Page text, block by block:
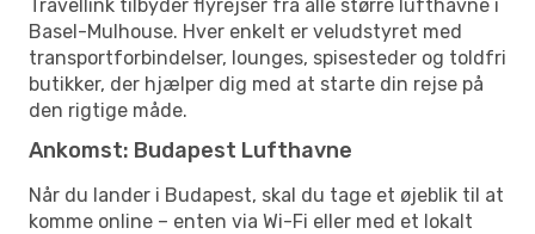
Travellink tilbyder flyrejser fra alle større lufthavne i
Basel-Mulhouse. Hver enkelt er veludstyret med
transportforbindelser, lounges, spisesteder og toldfri
butikker, der hjælper dig med at starte din rejse på
den rigtige måde.
Ankomst: Budapest Lufthavne
Når du lander i Budapest, skal du tage et øjeblik til at
komme online – enten via Wi-Fi eller med et lokalt